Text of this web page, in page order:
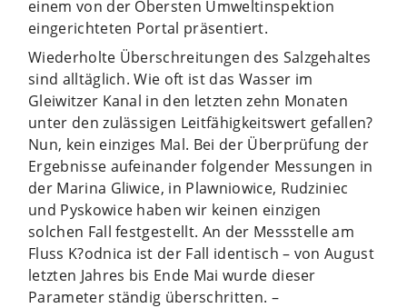
einem von der Obersten Umweltinspektion
eingerichteten Portal präsentiert.
Wiederholte Überschreitungen des Salzgehaltes
sind alltäglich. Wie oft ist das Wasser im
Gleiwitzer Kanal in den letzten zehn Monaten
unter den zulässigen Leitfähigkeitswert gefallen?
Nun, kein einziges Mal. Bei der Überprüfung der
Ergebnisse aufeinander folgender Messungen in
der Marina Gliwice, in Plawniowice, Rudziniec
und Pyskowice haben wir keinen einzigen
solchen Fall festgestellt. An der Messstelle am
Fluss K?odnica ist der Fall identisch – von August
letzten Jahres bis Ende Mai wurde dieser
Parameter ständig überschritten. –